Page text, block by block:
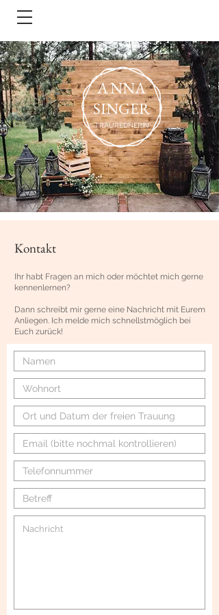
ANNA
SINGER
TRAUREDNERIN
Kontakt
Ihr habt Fragen an mich oder möchtet mich gerne
kennenlernen?
Dann schreibt mir gerne eine Nachricht mit Eurem
Anliegen. Ich melde mich schnellstmöglich bei
Euch zurück!